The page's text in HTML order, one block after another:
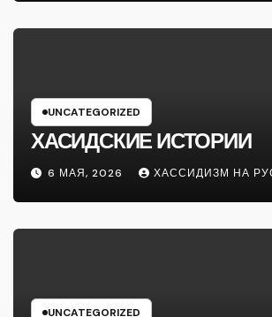
UNCATEGORIZED
ХАСИДСКИЕ ИСТОРИИ
6 МАЯ, 2026 ХАССИДИЗМ НА
UNCATEGORIZED